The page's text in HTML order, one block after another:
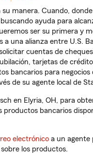
su manera. Cuando,
ayuda para
ser su primera y
a una alianza entre U.S.
cuentas de
tarjetas de
bancarios para negocios
de su agente local de
en Elyria, OH, para
productos bancarios
electrónico a un agente
los productos.